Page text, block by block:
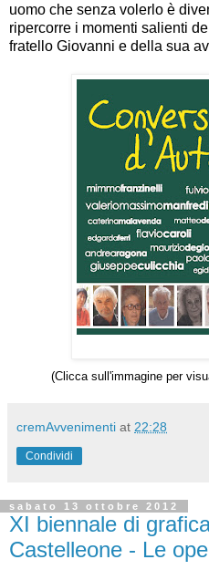
uomo che senza volerlo è
ripercorre i momenti salienti
fratello Giovanni e della sua
(Clicca sull'immagine per
cremAvvenimenti at 22:28
Condividi
sabato 13 ottobre 2012
XI biennale di
Castelleone - Le